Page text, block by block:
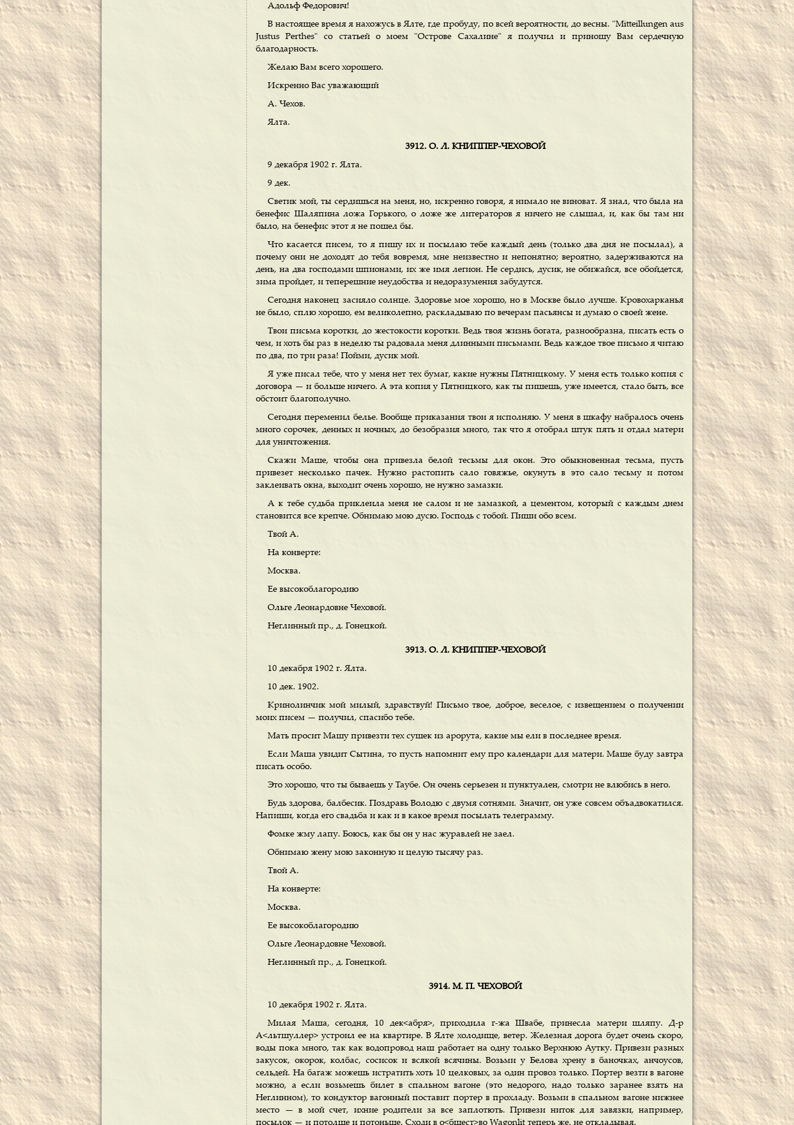
Адольф Федорович!
В настоящее время я нахожусь в Ялте, где пробуду, по всей вероятности, до весны. "Mitteillungen aus
Justus Perthes" со статьей о моем "Острове Сахалине" я получил и приношу Вам сердечную
благодарность.
Желаю Вам всего хорошего.
Искренно Вас уважающий
А. Чехов.
Ялта.
3912. О. Л. КНИППЕР-ЧЕХОВОЙ
9 декабря 1902 г. Ялта.
9 дек.
Светик мой, ты сердишься на меня, но, искренно говоря, я нимало не виноват. Я знал, что была на
бенефис Шаляпина ложа Горького, о ложе же литераторов я ничего не слышал, и, как бы там ни
было, на бенефис этот я не пошел бы.
Что касается писем, то я пишу их и посылаю тебе каждый день (только два дня не посылал), а
почему они не доходят до тебя вовремя, мне неизвестно и непонятно; вероятно, задерживаются на
день, на два господами шпионами, их же имя легион. Не сердись, дусик, не обижайся, все обойдется,
зима пройдет, и теперешние неудобства и недоразумения забудутся.
Сегодня наконец засияло солнце. Здоровье мое хорошо, но в Москве было лучше. Кровохарканья
не было, сплю хорошо, ем великолепно, раскладываю по вечерам пасьянсы и думаю о своей жене.
Твои письма коротки, до жестокости коротки. Ведь твоя жизнь богата, разнообразна, писать есть о
чем, и хоть бы раз в неделю ты радовала меня длинными письмами. Ведь каждое твое письмо я читаю
по два, по три раза! Пойми, дусик мой.
Я уже писал тебе, что у меня нет тех бумаг, какие нужны Пятницкому. У меня есть только копия с
договора — и больше ничего. А эта копия у Пятницкого, как ты пишешь, уже имеется, стало быть, все
обстоит благополучно.
Сегодня переменил белье. Вообще приказания твои я исполняю. У меня в шкафу набралось очень
много сорочек, денных и ночных, до безобразия много, так что я отобрал штук пять и отдал матери
для уничтожения.
Скажи Маше, чтобы она привезла белой тесьмы для окон. Это обыкновенная тесьма, пусть
привезет несколько пачек. Нужно растопить сало говяжье, окунуть в это сало тесьму и потом
заклеивать окна, выходит очень хорошо, не нужно замазки.
А к тебе судьба приклеила меня не салом и не замазкой, а цементом, который с каждым днем
становится все крепче. Обнимаю мою дусю. Господь с тобой. Пиши обо всем.
Твой А.
На конверте:
Москва.
Ее высокоблагородию
Ольге Леонардовне Чеховой.
Неглинный пр., д. Гонецкой.
3913. О. Л. КНИППЕР-ЧЕХОВОЙ
10 декабря 1902 г. Ялта.
10 дек. 1902.
Кринолинчик мой милый, здравствуй! Письмо твое, доброе, веселое, с извещением о получении
моих писем — получил, спасибо тебе.
Мать просит Машу привезти тех сушек из арорута, какие мы ели в последнее время.
Если Маша увидит Сытина, то пусть напомнит ему про календари для матери. Маше буду завтра
писать особо.
Это хорошо, что ты бываешь у Таубе. Он очень серьезен и пунктуален, смотри не влюбись в него.
Будь здорова, балбесик. Поздравь Володю с двумя сотнями. Значит, он уже совсем объадвокатился.
Напиши, когда его свадьба и как и в какое время посылать телеграмму.
Фомке жму лапу. Боюсь, как бы он у нас журавлей не заел.
Обнимаю жену мою законную и целую тысячу раз.
Твой А.
На конверте:
Москва.
Ее высокоблагородию
Ольге Леонардовне Чеховой.
Неглинный пр., д. Гонецкой.
3914. M. П. ЧЕХОВОЙ
10 декабря 1902 г. Ялта.
Милая Маша, сегодня, 10 дек<абря>, приходила г-жа Швабе, принесла матери шляпу. Д-р
А<льтшуллер> устроил ее на квартире. В Ялте холодище, ветер. Железная дорога будет очень скоро,
воды пока много, так как водопровод наш работает на одну только Верхнюю Аутку. Привези разных
закусок, окорок, колбас, сосисок и всякой всячины. Возьми у Белова хрену в баночках, анчоусов,
сельдей. На багаж можешь истратить хоть 10 целковых, за один провоз только. Портер везти в вагоне
можно, а если возьмешь билет в спальном вагоне (это недорого, надо только заранее взять на
Неглинном), то кондуктор вагонный поставит портер в прохладу. Возьми в спальном вагоне нижнее
место — в мой счет, ихние родители за все заплотють. Привези ниток для завязки, например,
посылок — и потолще и потоньше. Сходи в о<бщест>во Wagonlit теперь же, не откладывая.